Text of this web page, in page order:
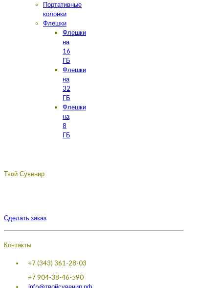
Портативные
колонки
Флешки
Флешки
на
16
ГБ
Флешки
на
32
ГБ
Флешки
на
8
ГБ
Твой Сувенир
Сделать заказ
Контакты
+7 (343) 361-28-03
+7 904-38-46-590